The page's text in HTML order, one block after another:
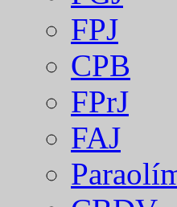
FPJ
CPB
FPrJ
FAJ